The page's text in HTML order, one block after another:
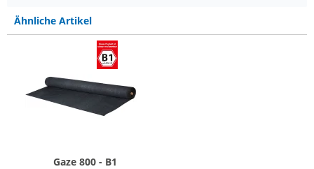
Ähnliche Artikel
Gaze 800 - B1